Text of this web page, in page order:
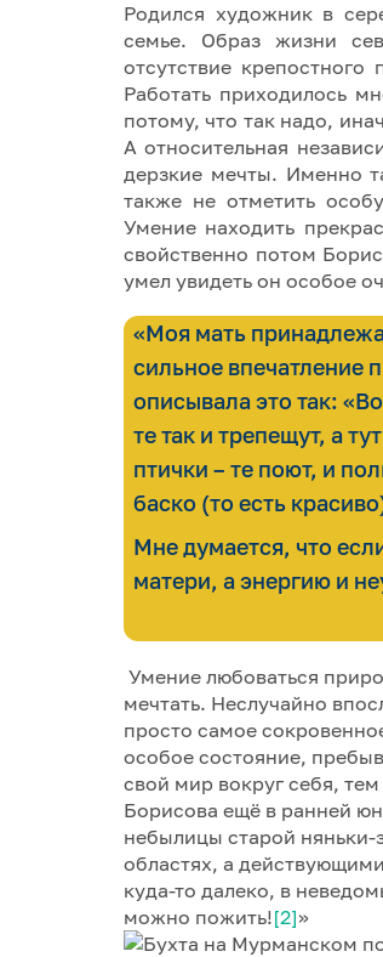
Родился художник в
семье. Образ жизни
отсутствие
Работать приходилось
потому, что так надо,
А относительная
дерзкие мечты. Именно
также не отметить
Умение находить
свойственно потом
умел увидеть он особое
«Моя мать
сильное впечатление
описывала это так:
те так и трепещут, а
птички – те поют, и
баско (то есть
Мне думается, что
матери, а энергию и
Умение любоваться
мечтать. Неслучайно
просто самое
особое состояние,
свой мир вокруг себя,
Борисова ещё в ранней
небылицы старой няньки-
областях, а
куда-то далеко, в
можно пожить![2]»